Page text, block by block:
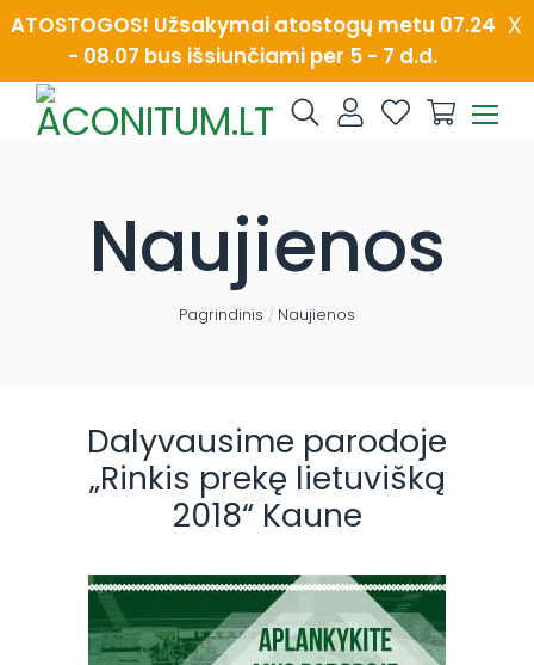
Skip
to
x
ATOSTOGOS! Užsakymai atostogų metu 07.24
- 08.07 bus išsiunčiami per 5 - 7 d.d.
Naujienos
Pagrindinis / Naujienos
Dalyvausime parodoje
„Rinkis prekę lietuvišką
2018“ Kaune